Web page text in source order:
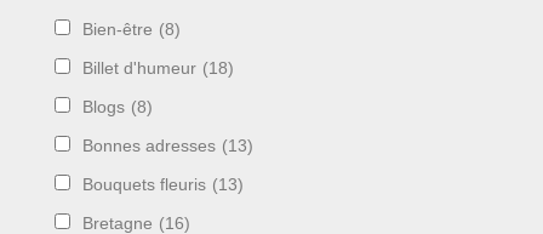
Bien-être (8)
Billet d'humeur (18)
Blogs (8)
Bonnes adresses (13)
Bouquets fleuris (13)
Bretagne (16)